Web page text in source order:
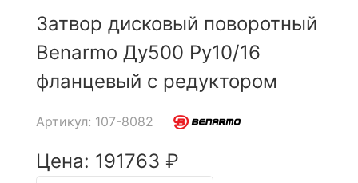
Затвор дисковый поворотный
Benarmo Ду500 Ру10/16
фланцевый с редуктором
Артикул: 107-8082
Цена: 191763 ₽